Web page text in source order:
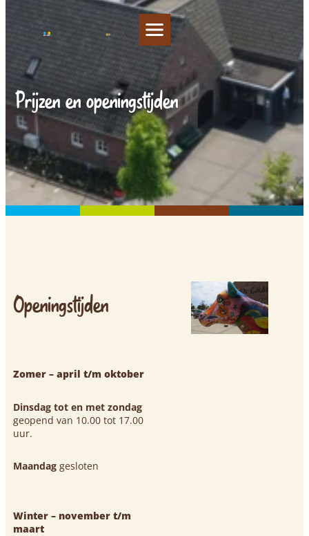
Prijzen en openingstijden
Openingstijden
Zomer – april t/m oktober
Dinsdag tot en met zondag
geopend van 10.00 tot 17.00
uur.
Maandag gesloten
Winter – november t/m
maart